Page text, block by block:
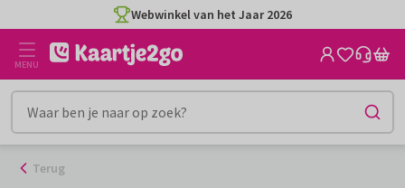
naar
inhoud
Webwinkel van het Jaar 2026
MENU
Terug